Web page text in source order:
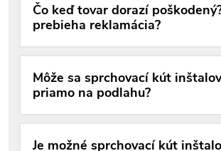
Čo keď tovar dorazí
prebieha reklamácia?
Môže sa sprchovací kút
priamo na podlahu?
Je možné sprchovací kút